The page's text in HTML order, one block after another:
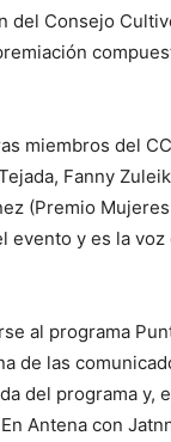
Consejo
miembros del
Fanny
(Premio
evento y es la
al programa
de las
del programa y,
Antena con